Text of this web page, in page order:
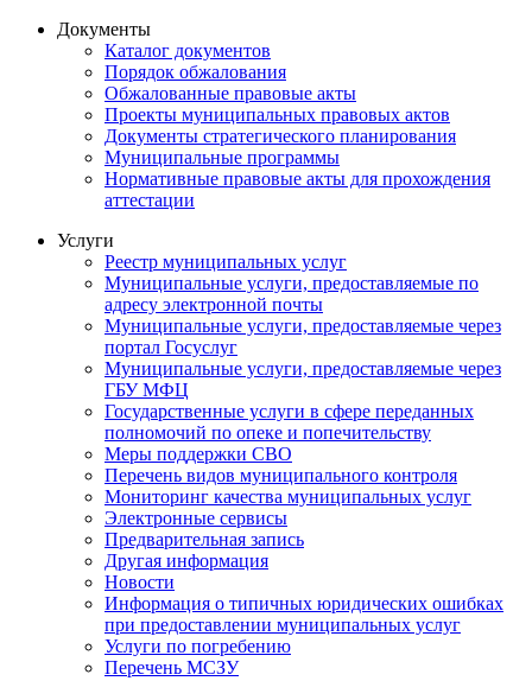
Документы
Каталог документов
Порядок обжалования
Обжалованные правовые акты
Проекты муниципальных правовых актов
Документы стратегического планирования
Муниципальные программы
Нормативные правовые акты для прохождения
аттестации
Услуги
Реестр муниципальных услуг
Муниципальные услуги, предоставляемые по
адресу электронной почты
Муниципальные услуги, предоставляемые через
портал Госуслуг
Муниципальные услуги, предоставляемые через
ГБУ МФЦ
Государственные услуги в сфере переданных
полномочий по опеке и попечительству
Меры поддержки СВО
Перечень видов муниципального контроля
Мониторинг качества муниципальных услуг
Электронные сервисы
Предварительная запись
Другая информация
Новости
Информация о типичных юридических ошибках
при предоставлении муниципальных услуг
Услуги по погребению
Перечень МСЗУ